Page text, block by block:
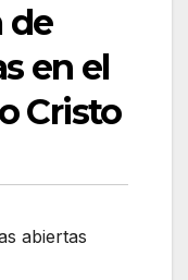
de
en el
Cristo
abiertas